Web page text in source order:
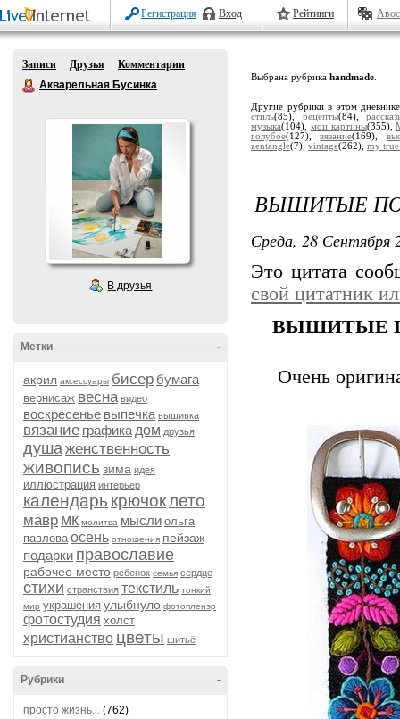
Регистрация Вход Рейтинги
Записи Друзья
Комментарии
Акварельная Бусинка
В друзья
-
Метки
акрил аксессуары бисер бумага
вернисаж весна видео
воскресенье выпечка вышивка
вязание графика дом друзья
душаженственность
живопись зима идея
иллюстрация интерьер
календарь крючоклето
мавр мк молитва мысли ольга
павлова осень отношения пейзаж
подарки православие
рабочее место ребенок семья сердце
стихи странствия текстиль тонкий
мир украшения улыбнуло фотопленэр
фотостудия холст
христианство цветы шитьё
-
Рубрики
просто жизнь... (762)
Выбрана рубрика handmade
Другие рубрики в этом
стиль(85), рецепты(84),
музыка(104), мои картины(355),
голубое(127),вязание(169),
zentangle(7), vintage(262), my
ВЫШИТЫЕ
Среда, 28 Сентября
Это цитата
свой цитатник
ВЫШИТЫЕ
Очень